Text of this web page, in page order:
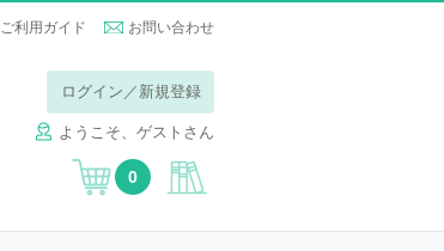
ご利用ガイド お問い合わせ
ログイン／新規登録
ようこそ、ゲストさん
0